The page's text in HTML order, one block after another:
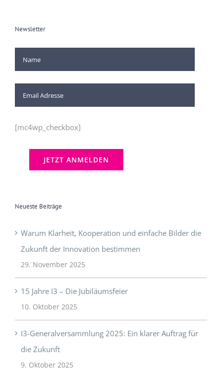
Zukunft der Innovation bestimmen
29. November 2025
15 Jahre I3 – Die Jubiläumsfeier
10. Oktober 2025
I3-Generalversammlung 2025: Ein klarer Auftrag für
die Zukunft
9. Oktober 2025